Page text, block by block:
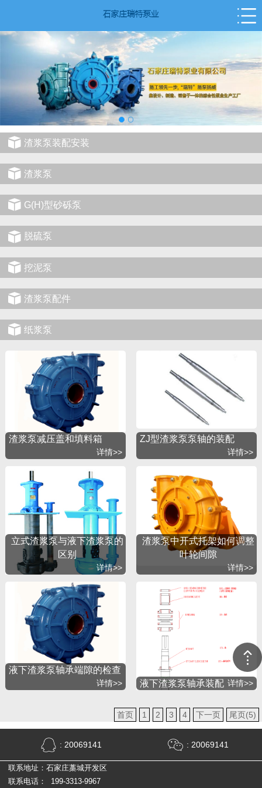
渣浆泵装配安装
渣浆泵
G(H)型砂砾泵
脱硫泵
挖泥泵
渣浆泵配件
纸浆泵
渣浆泵减压盖和填料箱
详情>>
ZJ型渣浆泵泵轴的装配
详情>>
立式渣浆泵与液下渣浆泵的
区别
详情>>
渣浆泵中开式托架如何调整
叶轮间隙
详情>>
液下渣浆泵轴承端隙的检查
详情>> 液下渣浆泵轴承装配 详情>>
首页 1 2 3 4 下一页 尾页(5)
: 20069141 : 20069141
联系地址：石家庄藁城开发区
联系电话： 199-3313-9967